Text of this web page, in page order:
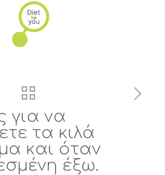
για να
τα κιλά
και όταν
έξω.